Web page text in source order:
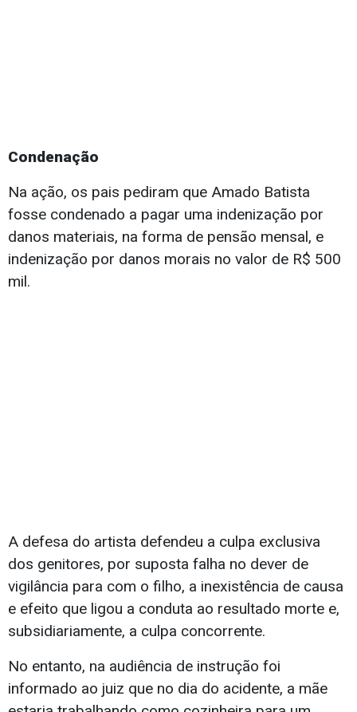
Condenação
Na ação, os pais pediram que Amado Batista
fosse condenado a pagar uma indenização por
danos materiais, na forma de pensão mensal, e
indenização por danos morais no valor de R$ 500
mil.
A defesa do artista defendeu a culpa exclusiva
dos genitores, por suposta falha no dever de
vigilância para com o filho, a inexistência de causa
e efeito que ligou a conduta ao resultado morte e,
subsidiariamente, a culpa concorrente.
No entanto, na audiência de instrução foi
informado ao juiz que no dia do acidente, a mãe